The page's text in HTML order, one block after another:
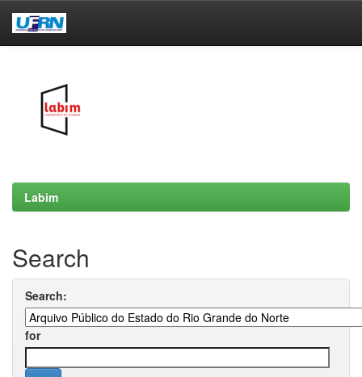
Labim
Search
Search:
for